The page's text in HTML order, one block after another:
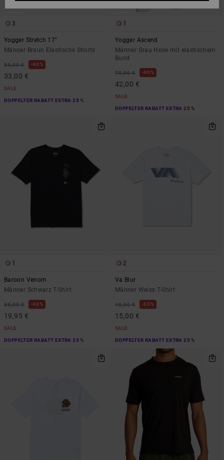
3
Yogger Stretch 17"
Männer Braun Elastische Shorts
55,00 € 40%
33,00 €
SALE
DOPPELTER RABATT EXTRA 25 %
1
Yogger Ascend
Männer Grau Hose mit elastischem
Bund
70,00 € 40%
42,00 €
SALE
DOPPELTER RABATT EXTRA 25 %
1
Baroon Venom
Männer Schwarz T-Shirt
38,00 € 48%
19,95 €
SALE
DOPPELTER RABATT EXTRA 25 %
2
Va Blur
Männer Weiss T-Shirt
40,00 € 63%
15,00 €
SALE
DOPPELTER RABATT EXTRA 25 %